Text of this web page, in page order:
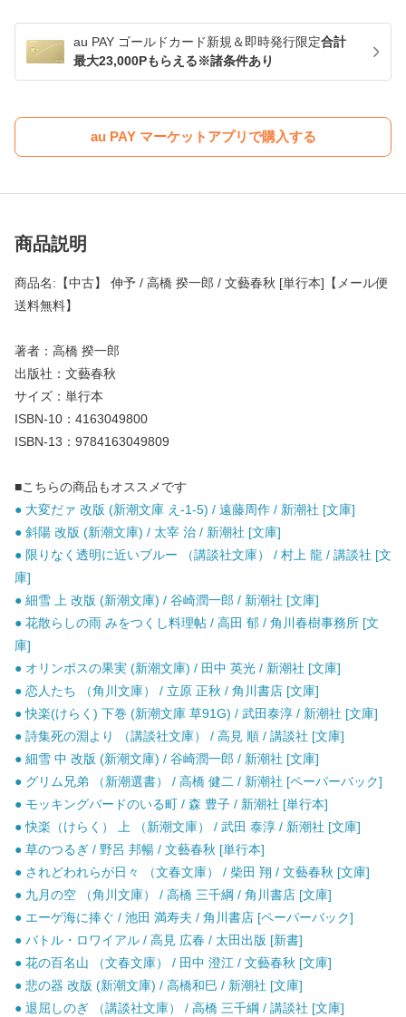
au PAY ゴールドカード新規＆即時発行限定合計
最大23,000Pもらえる※諸条件あり
au PAY マーケットアプリで購入する
商品説明
商品名:【中古】 伸予 / 高橋 揆一郎 / 文藝春秋 [単行本]【メール便
送料無料】
著者：高橋 揆一郎
出版社：文藝春秋
サイズ：単行本
ISBN-10：4163049800
ISBN-13：9784163049809
■こちらの商品もオススメです
● 大変だァ 改版 (新潮文庫 え-1-5) / 遠藤周作 / 新潮社 [文庫]
● 斜陽 改版 (新潮文庫) / 太宰 治 / 新潮社 [文庫]
● 限りなく透明に近いブルー （講談社文庫） / 村上 龍 / 講談社 [文
庫]
● 細雪 上 改版 (新潮文庫) / 谷崎潤一郎 / 新潮社 [文庫]
● 花散らしの雨 みをつくし料理帖 / 高田 郁 / 角川春樹事務所 [文
庫]
● オリンポスの果実 (新潮文庫) / 田中 英光 / 新潮社 [文庫]
● 恋人たち （角川文庫） / 立原 正秋 / 角川書店 [文庫]
● 快楽(けらく) 下巻 (新潮文庫 草91G) / 武田泰淳 / 新潮社 [文庫]
● 詩集死の淵より （講談社文庫） / 高見 順 / 講談社 [文庫]
● 細雪 中 改版 (新潮文庫) / 谷崎潤一郎 / 新潮社 [文庫]
● グリム兄弟 （新潮選書） / 高橋 健二 / 新潮社 [ペーパーバック]
● モッキングバードのいる町 / 森 豊子 / 新潮社 [単行本]
● 快楽（けらく） 上 （新潮文庫） / 武田 泰淳 / 新潮社 [文庫]
● 草のつるぎ / 野呂 邦暢 / 文藝春秋 [単行本]
● されどわれらが日々 （文春文庫） / 柴田 翔 / 文藝春秋 [文庫]
● 九月の空 （角川文庫） / 高橋 三千綱 / 角川書店 [文庫]
● エーゲ海に捧ぐ / 池田 満寿夫 / 角川書店 [ペーパーバック]
● バトル・ロワイアル / 高見 広春 / 太田出版 [新書]
● 花の百名山 （文春文庫） / 田中 澄江 / 文藝春秋 [文庫]
● 悲の器 改版 (新潮文庫) / 高橋和巳 / 新潮社 [文庫]
● 退屈しのぎ （講談社文庫） / 高橋 三千綱 / 講談社 [文庫]